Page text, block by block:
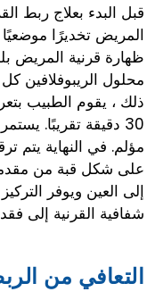
قبل البدء بعلاج ربط
المريض تخديرًا موضعيًا
ظهارة قرنية المريض
30 دقيقة تقريبًا.
مؤلم. في النهاية يتم
على شكل قبة من
إلى العين ويوفر
شفافية القرنية إلى
التعافي من